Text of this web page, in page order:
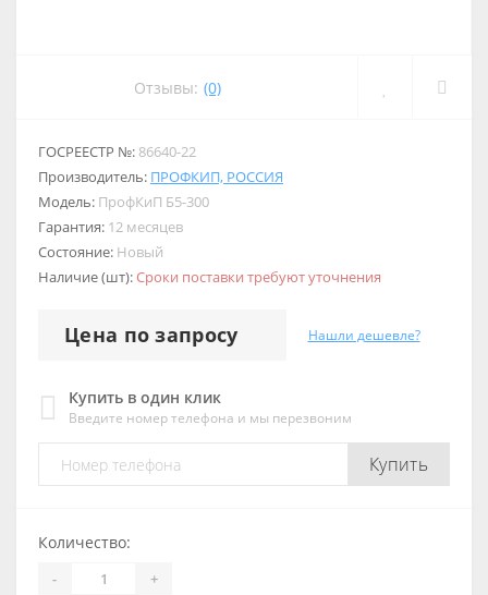
Отзывы: (0)
ГОСРЕЕСТР №: 86640-22
Производитель: ПРОФКИП, РОССИЯ
Модель: ПрофКиП Б5-300
Гарантия: 12 месяцев
Состояние: Новый
Наличие (шт):Сроки поставки требуют уточнения
Цена по запросу Нашли дешевле?
Купить в один клик
Введите номер телефона и мы перезвоним
Купить
Количество:
- +